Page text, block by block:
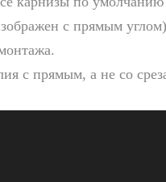
с прямым
с прямым, а не со